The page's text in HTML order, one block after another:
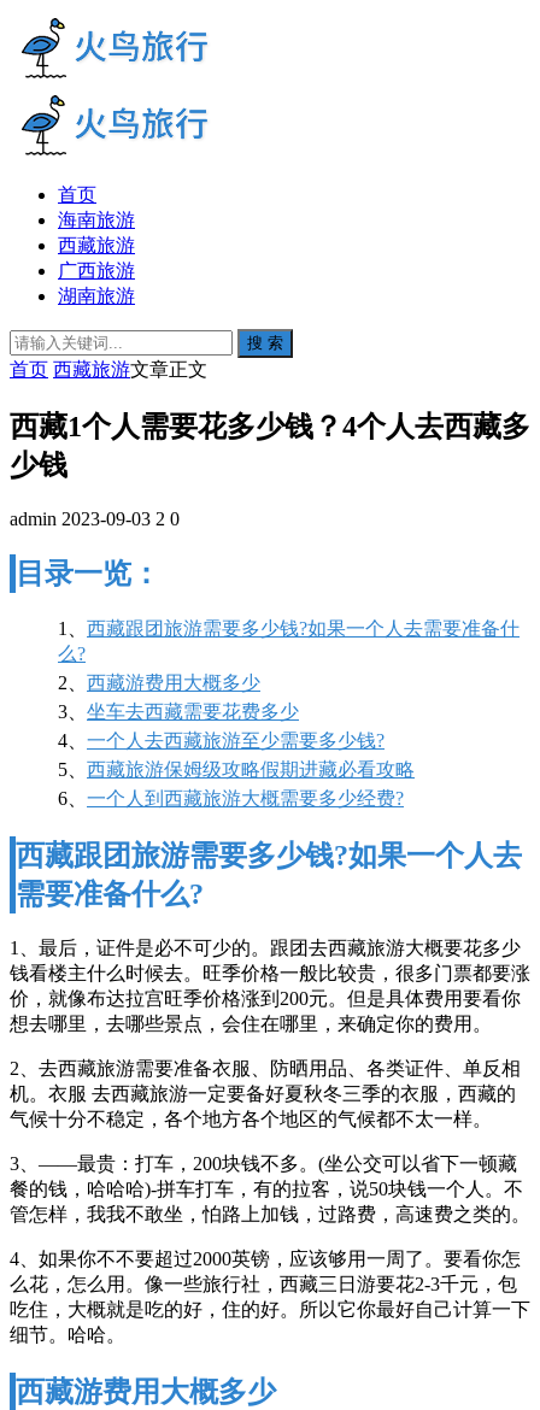
首页
海南旅游
西藏旅游
广西旅游
湖南旅游
搜 索
首页 西藏旅游文章正文
西藏1个人需要花多少钱？4个人去西藏多
少钱
admin 2023-09-03 2 0
目录一览：
1、 西藏跟团旅游需要多少钱?如果一个人去需要准备什
么?
2、 西藏游费用大概多少
3、 坐车去西藏需要花费多少
4、 一个人去西藏旅游至少需要多少钱?
5、 西藏旅游保姆级攻略假期进藏必看攻略
6、 一个人到西藏旅游大概需要多少经费?
西藏跟团旅游需要多少钱?如果一个人去
需要准备什么?
1、最后，证件是必不可少的。跟团去西藏旅游大概要花多少
钱看楼主什么时候去。旺季价格一般比较贵，很多门票都要涨
价，就像布达拉宫旺季价格涨到200元。但是具体费用要看你
想去哪里，去哪些景点，会住在哪里，来确定你的费用。
2、去西藏旅游需要准备衣服、防晒用品、各类证件、单反相
机。衣服 去西藏旅游一定要备好夏秋冬三季的衣服，西藏的
气候十分不稳定，各个地方各个地区的气候都不太一样。
3、——最贵：打车，200块钱不多。(坐公交可以省下一顿藏
餐的钱，哈哈哈)-拼车打车，有的拉客，说50块钱一个人。不
管怎样，我我不敢坐，怕路上加钱，过路费，高速费之类的。
4、如果你不不要超过2000英镑，应该够用一周了。要看你怎
么花，怎么用。像一些旅行社，西藏三日游要花2-3千元，包
吃住，大概就是吃的好，住的好。所以它你最好自己计算一下
细节。哈哈。
西藏游费用大概多少